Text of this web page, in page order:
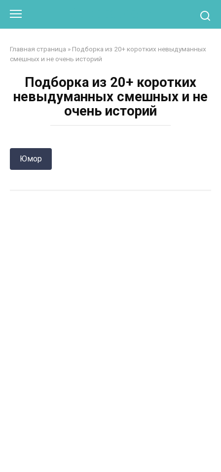
контенту
Главная страница » Подборка из 20+ коротких невыдуманных
смешных и не очень историй
Подборка из 20+ коротких
невыдуманных смешных и не
очень историй
Юмор